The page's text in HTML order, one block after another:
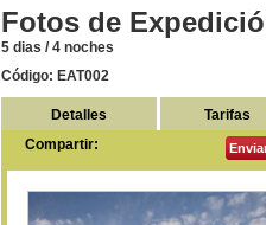
Fotos de
5 dias / 4 noches
Código: EAT002
Detalles
Tarifas
Compartir: